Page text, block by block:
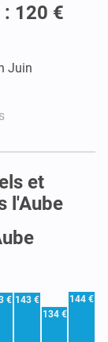
120 €
Juin
et
l'Aube
€ 143 €
134 €
144 €